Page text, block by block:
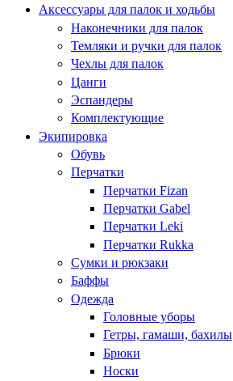
Аксессуары для палок и ходьбы
Наконечники для палок
Темляки и ручки для палок
Чехлы для палок
Цанги
Эспандеры
Комплектующие
Экипировка
Обувь
Перчатки
Перчатки Fizan
Перчатки Gabel
Перчатки Leki
Перчатки Rukka
Сумки и рюкзаки
Баффы
Одежда
Головные уборы
Гетры, гамаши, бахилы
Брюки
Носки